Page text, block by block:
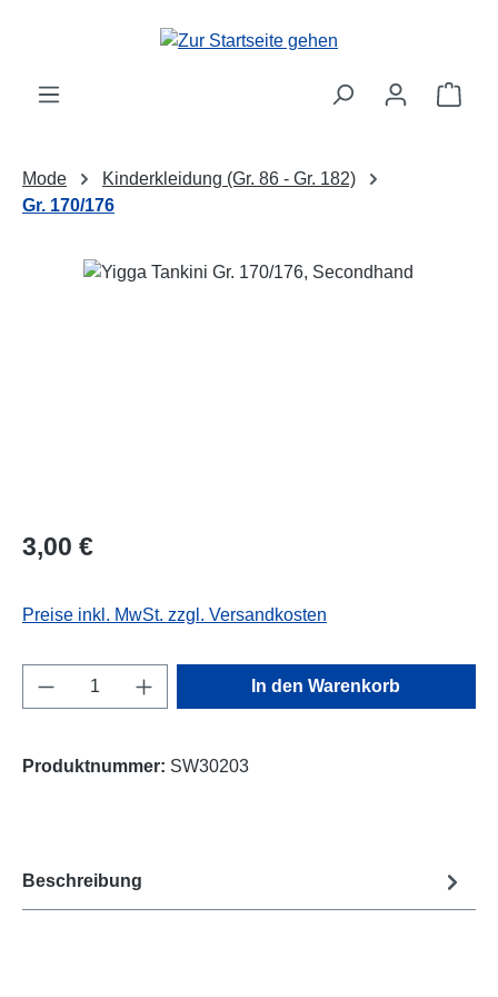
Zum Hauptinhalt springen
Mode
Kinderkleidung (Gr. 86 - Gr. 182)
Gr. 170/176
Bildergalerie überspringen
Regulärer Preis:
3,00 €
Preise inkl. MwSt. zzgl. Versandkosten
Produkt Anzahl: Gib den gewünschten
In den Warenkorb
Produktnummer: SW30203
Beschreibung